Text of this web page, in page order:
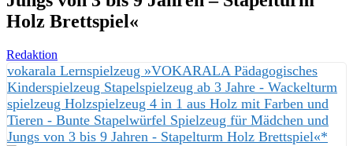
Holz Brettspiel«
Redaktion
vokarala Lernspielzeug »VOKARALA Pädagogisches
Kinderspielzeug Stapelspielzeug ab 3 Jahre - Wackelturm
spielzeug Holzspielzeug 4 in 1 aus Holz mit Farben und
Tieren - Bunte Stapelwürfel Spielzeug für Mädchen und
Jungs von 3 bis 9 Jahren - Stapelturm Holz Brettspiel«*